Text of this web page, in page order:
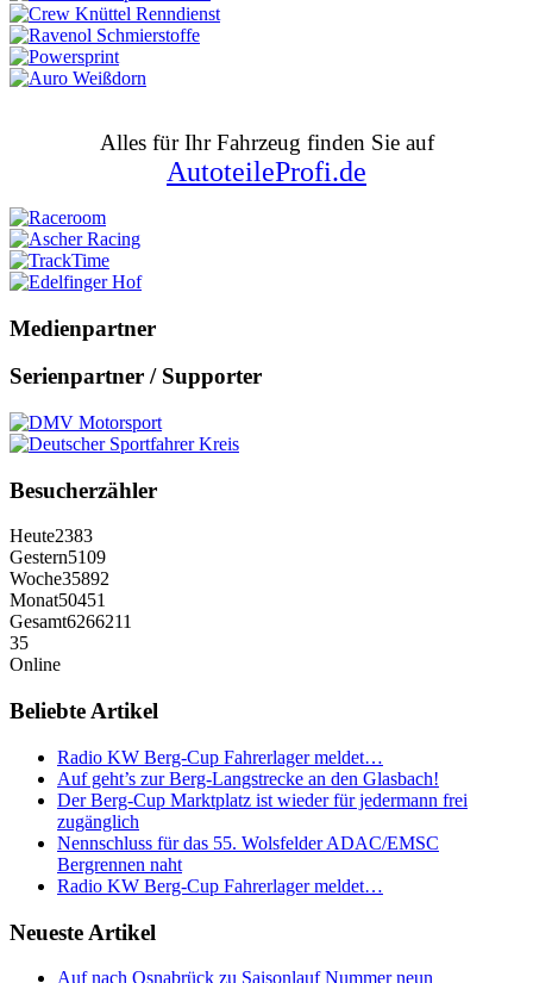
Alles für Ihr Fahrzeug finden Sie auf
AutoteileProfi.de
Medienpartner
Serienpartner / Supporter
Besucherzähler
Heute2383
Gestern5109
Woche35892
Monat50451
Gesamt6266211
35
Online
Beliebte Artikel
Radio KW Berg-Cup Fahrerlager meldet…
Auf geht’s zur Berg-Langstrecke an den Glasbach!
Der Berg-Cup Marktplatz ist wieder für jedermann frei
zugänglich
Nennschluss für das 55. Wolsfelder ADAC/EMSC
Bergrennen naht
Radio KW Berg-Cup Fahrerlager meldet…
Neueste Artikel
Auf nach Osnabrück zu Saisonlauf Nummer neun